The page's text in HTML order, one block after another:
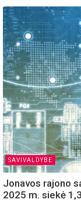
SAVIVALDYBE
Jonavos rajono
2025 m. siekė